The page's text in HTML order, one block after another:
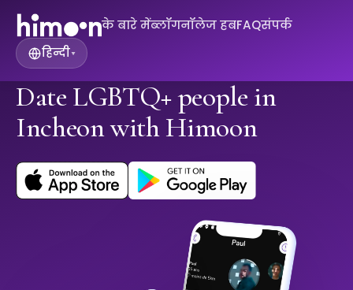
के बारे मेंब्लॉगनॉलेज हबFAQसंपर्क
हिन्दी▾
Date LGBTQ+ people in
Incheon with Himoon